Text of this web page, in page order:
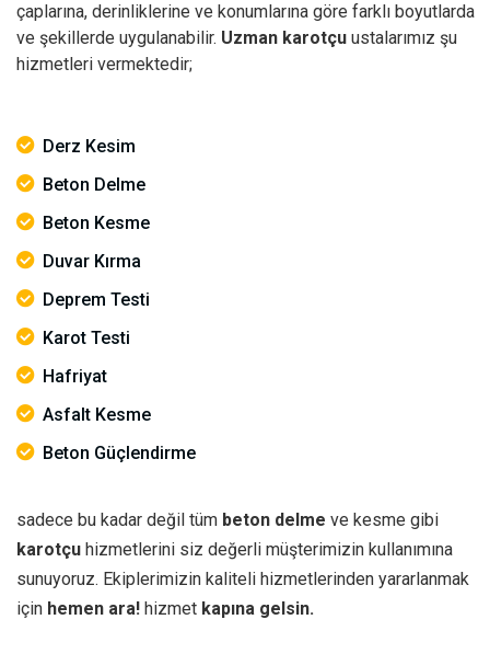
çaplarına, derinliklerine ve konumlarına göre farklı boyutlarda
ve şekillerde uygulanabilir. Uzman karotçu ustalarımız şu
hizmetleri vermektedir;
Derz Kesim
Beton Delme
Beton Kesme
Duvar Kırma
Deprem Testi
Karot Testi
Hafriyat
Asfalt Kesme
Beton Güçlendirme
sadece bu kadar değil tüm beton delme ve kesme gibi
karotçu hizmetlerini siz değerli müşterimizin kullanımına
sunuyoruz. Ekiplerimizin kaliteli hizmetlerinden yararlanmak
için hemen ara! hizmet kapına gelsin.